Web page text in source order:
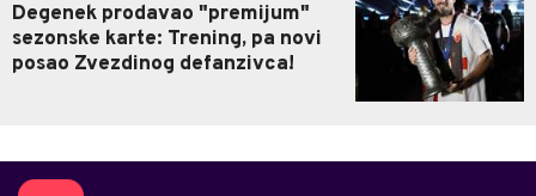
Degenek prodavao "premijum"
sezonske karte: Trening, pa novi
posao Zvezdinog defanzivca!